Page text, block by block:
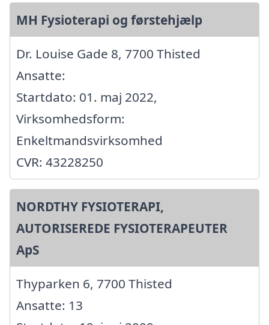
MH Fysioterapi og førstehjælp
Dr. Louise Gade 8, 7700 Thisted
Ansatte:
Startdato: 01. maj 2022,
Virksomhedsform:
Enkeltmandsvirksomhed
CVR: 43228250
NORDTHY FYSIOTERAPI,
AUTORISEREDE FYSIOTERAPEUTER
ApS
Thyparken 6, 7700 Thisted
Ansatte: 13